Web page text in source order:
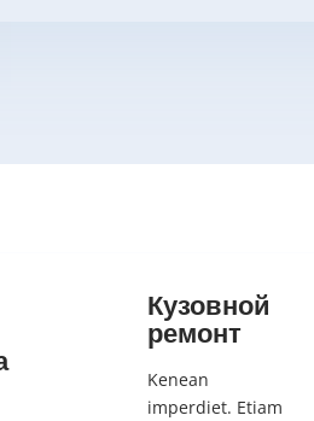
Кузовной
ремонт
Kenean
imperdiet. Etiam